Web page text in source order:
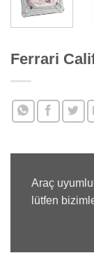
Ferrari
Araç
lütfen